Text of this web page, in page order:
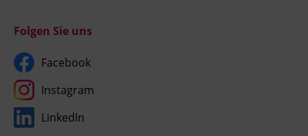
Folgen Sie uns
Facebook
Instagram
LinkedIn